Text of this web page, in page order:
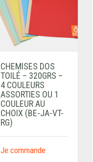
CHEMISES DOS
TOILÉ – 320GRS –
4 COULEURS
ASSORTIES OU 1
COULEUR AU
CHOIX (BE-JA-VT-
RG)
Je commande